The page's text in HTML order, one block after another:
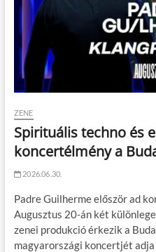
ZENE
Spirituális techno és
koncertélmény a
2026.06.30.
Padre Guilherme először ad
Augusztus 20-án két
zenei produkció érkezik a
magyarországi koncertjét